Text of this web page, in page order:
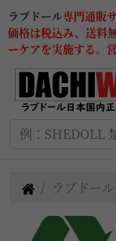
ラブドール専門通販
価格は税込み、送料
ーケアを実施する。
ラブドー